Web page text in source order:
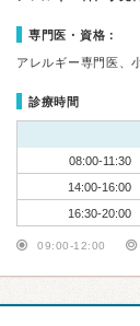
専門医・資格：
アレルギー専門医、
診療時間
08:00-11:30
14:00-16:00
16:30-20:00
09:00-12:00